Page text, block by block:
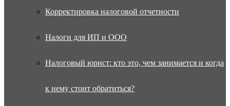
Корректировка налоговой отчетности
Налоги для ИП и ООО
Налоговый юрист: кто это, чем занимается и когда
к нему стоит обратиться?